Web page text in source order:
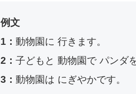
例文
1： 動物園に 行きます。
2： 子どもと 動物園で パンダ
3： 動物園は にぎやかです。